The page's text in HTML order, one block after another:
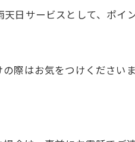
日サービスとして、ポイ
際はお気をつけください